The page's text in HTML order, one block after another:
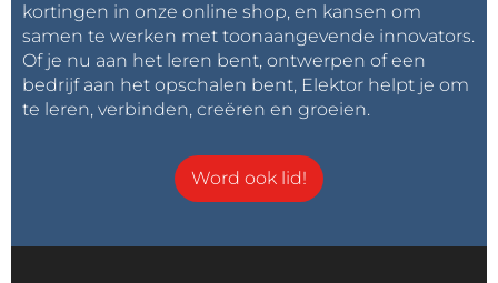
kortingen in onze online shop, en kansen om
samen te werken met toonaangevende innovators.
Of je nu aan het leren bent, ontwerpen of een
bedrijf aan het opschalen bent, Elektor helpt je om
te leren, verbinden, creëren en groeien.
Word ook lid!